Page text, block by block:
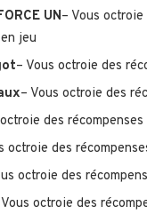
UN– Vous octroie
jeu
– Vous octroie des
– Vous octroie des
des
octroie des
octroie des
octroie des